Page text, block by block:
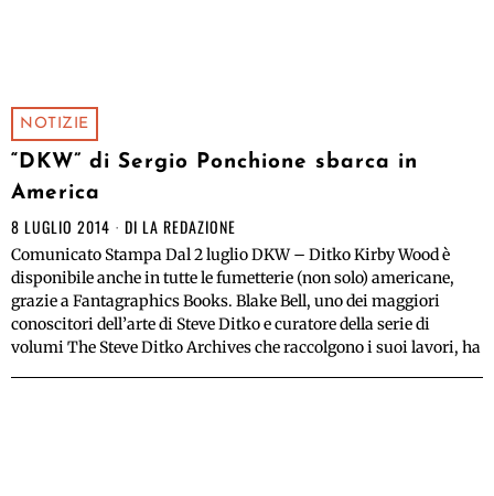
NOTIZIE
“DKW” di Sergio Ponchione sbarca in
America
8 LUGLIO 2014 DI LA REDAZIONE
Comunicato Stampa Dal 2 luglio DKW – Ditko Kirby Wood è
disponibile anche in tutte le fumetterie (non solo) americane,
grazie a Fantagraphics Books. Blake Bell, uno dei maggiori
conoscitori dell’arte di Steve Ditko e curatore della serie di
volumi The Steve Ditko Archives che raccolgono i suoi lavori, ha